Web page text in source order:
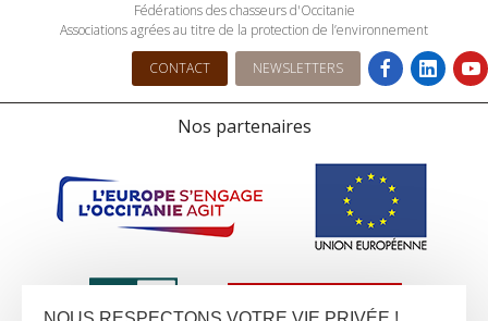
Fédérations des chasseurs d'Occitanie
Associations agrées au titre de la protection de l’environnement
CONTACT NEWSLETTERS
Nos partenaires